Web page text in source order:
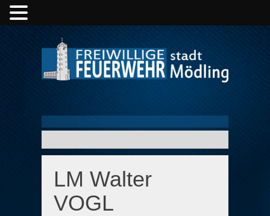
LM Walter
VOGL